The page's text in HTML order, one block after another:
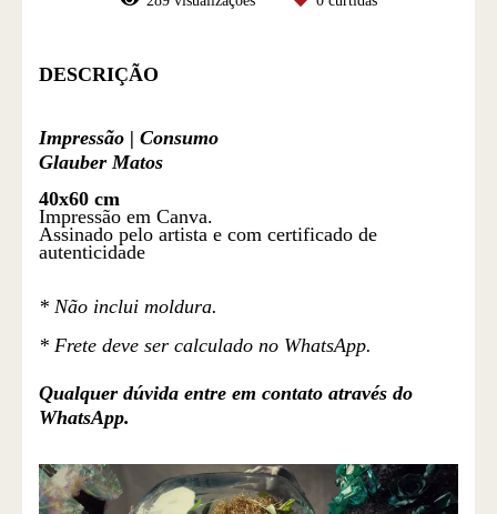
DESCRIÇÃO
Impressão | Consumo
Glauber Matos
40x60 cm
Impressão em Canva.
Assinado pelo artista e com certificado de
autenticidade
* Não inclui moldura.
* Frete deve ser calculado no WhatsApp.
Qualquer dúvida entre em contato através do
WhatsApp.